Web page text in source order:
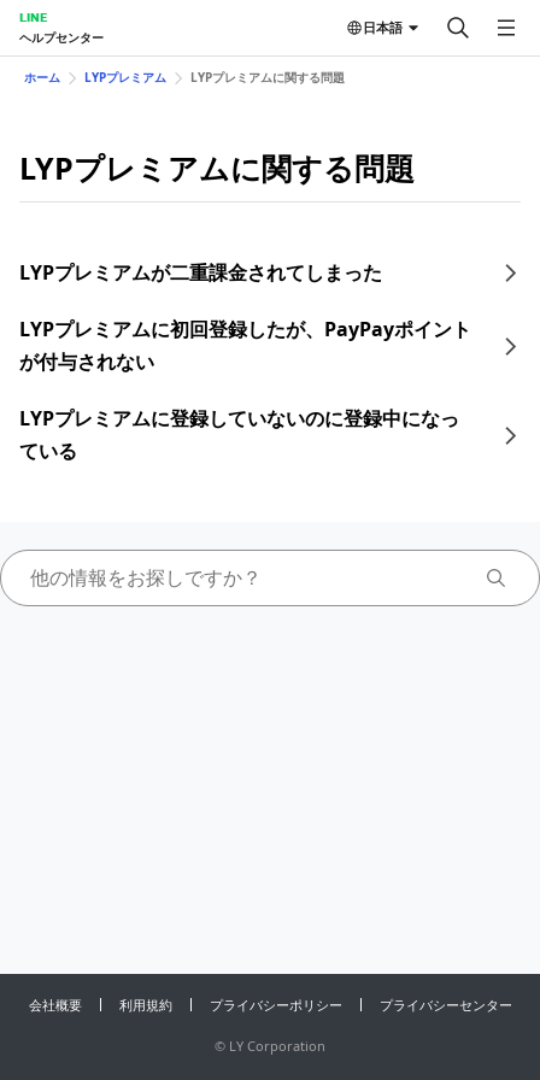
LINE
ヘルプセンター
日本語
ホーム LYPプレミアム LYPプレミアムに関する問題
LYPプレミアムに関する問題
LYPプレミアムが二重課金されてしまった
LYPプレミアムに初回登録したが、PayPayポイント
が付与されない
LYPプレミアムに登録していないのに登録中になっ
ている
会社概要 利用規約 プライバシーポリシー プライバシーセンター
© LY Corporation